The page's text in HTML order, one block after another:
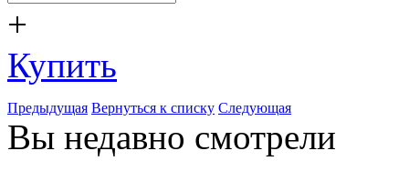
+
Купить
Предыдущая Вернуться к списку Следующая
Вы недавно смотрели